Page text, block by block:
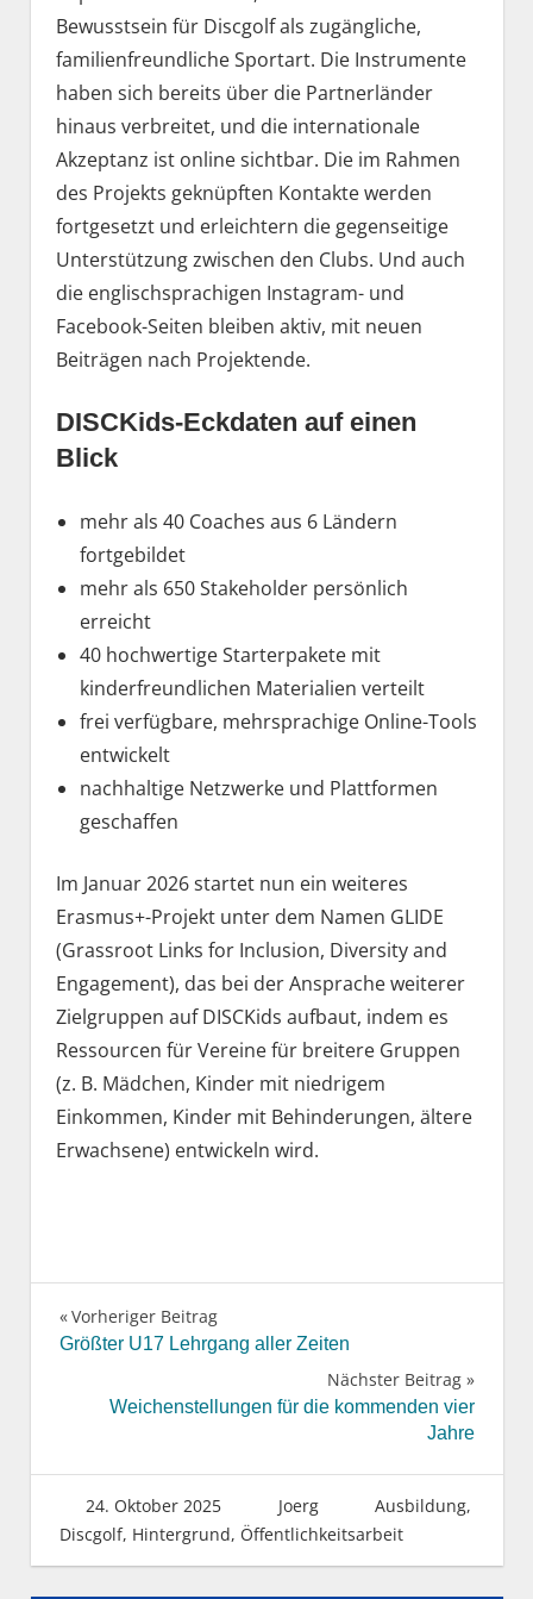
Bewusstsein für Discgolf als zugängliche,
familienfreundliche Sportart. Die Instrumente
haben sich bereits über die Partnerländer
hinaus verbreitet, und die internationale
Akzeptanz ist online sichtbar. Die im Rahmen
des Projekts geknüpften Kontakte werden
fortgesetzt und erleichtern die gegenseitige
Unterstützung zwischen den Clubs. Und auch
die englischsprachigen Instagram- und
Facebook-Seiten bleiben aktiv, mit neuen
Beiträgen nach Projektende.
DISCKids-Eckdaten auf einen
Blick
mehr als 40 Coaches aus 6 Ländern
fortgebildet
mehr als 650 Stakeholder persönlich
erreicht
40 hochwertige Starterpakete mit
kinderfreundlichen Materialien verteilt
frei verfügbare, mehrsprachige Online-Tools
entwickelt
nachhaltige Netzwerke und Plattformen
geschaffen
Im Januar 2026 startet nun ein weiteres
Erasmus+-Projekt unter dem Namen GLIDE
(Grassroot Links for Inclusion, Diversity and
Engagement), das bei der Ansprache weiterer
Zielgruppen auf DISCKids aufbaut, indem es
Ressourcen für Vereine für breitere Gruppen
(z. B. Mädchen, Kinder mit niedrigem
Einkommen, Kinder mit Behinderungen, ältere
Erwachsene) entwickeln wird.
Beitragsnavigation
Vorheriger Beitrag
Größter U17 Lehrgang aller Zeiten
Nächster Beitrag
Weichenstellungen für die kommenden vier
Jahre
24. Oktober 2025 Joerg Ausbildung,
Discgolf, Hintergrund, Öffentlichkeitsarbeit